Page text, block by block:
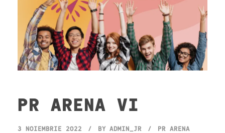
PR ARENA VI
3 NOIEMBRIE 2022 BY ADMIN_JR PR ARENA